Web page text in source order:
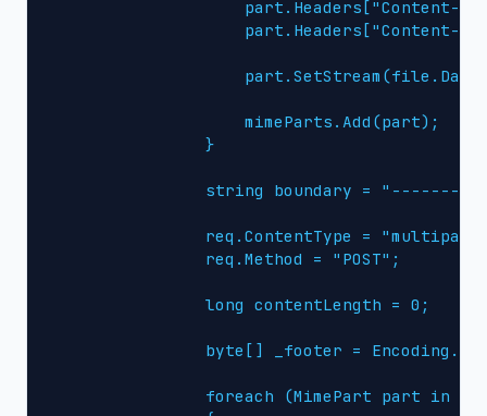
part.Headers["Content-
part.Headers["Content-
                    mimeParts.Add(part);
                }
string boundary =
req.ContentType =
                req.Method = "POST";
                long contentLength = 0;
byte[] _footer =
foreach (MimePart part in